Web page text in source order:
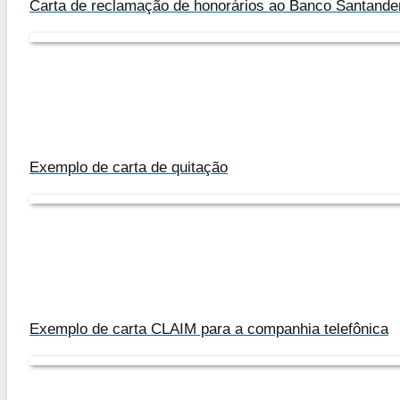
Carta de reclamação de honorários ao Banco
Exemplo de carta de quitação
Exemplo de carta CLAIM para a companhia telefônica